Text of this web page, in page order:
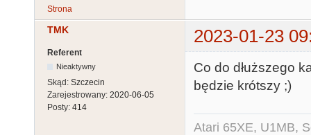
Strona
TMK 2023-01-23
Referent
Nieaktywny
Skąd: Szczecin
Zarejestrowany: 2020-06-05
Posty: 414
Co do dłuższego
będzie krótszy ;)
Atari 65XE, U1MB,